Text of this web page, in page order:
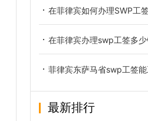
在菲律宾如何办理SWP工
在菲律宾办理swp工签多
菲律宾东萨马省swp工签
最新排行